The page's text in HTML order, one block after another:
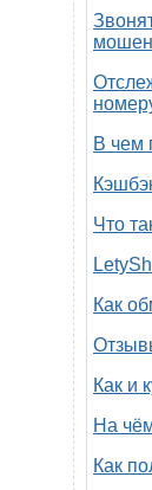
В чем
Что
Как
Как и
На
Как